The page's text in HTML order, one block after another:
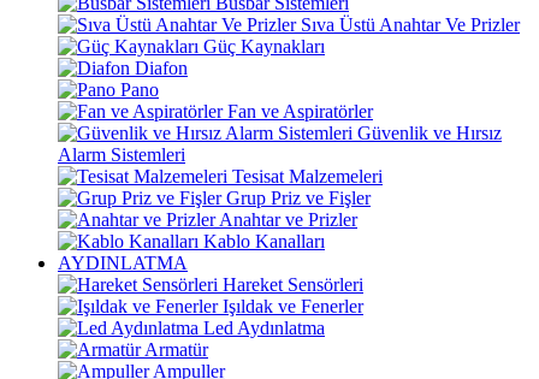
Sıva Üstü Anahtar Ve Prizler
Güç Kaynakları
Diafon
Pano
Fan ve Aspiratörler
Güvenlik ve Hırsız
Alarm Sistemleri
Tesisat Malzemeleri
Grup Priz ve Fişler
Anahtar ve Prizler
Kablo Kanalları
AYDINLATMA
Hareket Sensörleri
Işıldak ve Fenerler
Led Aydınlatma
Armatür
Ampuller